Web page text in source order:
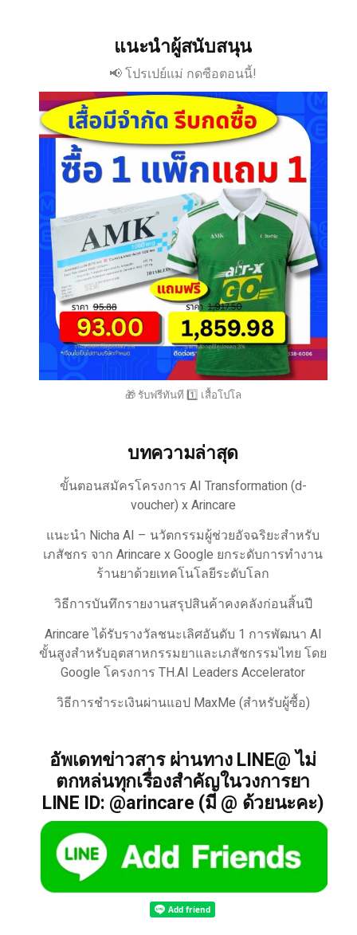
แนะนำผู้สนับสนุน
📢 โปรเปย์แม่ กดซือตอนนี้!
🎁 รับฟรีทันที 1️⃣ เสื้อโปโล
บทความล่าสุด
ขั้นตอนสมัครโครงการ AI Transformation (d-
voucher) x Arincare
แนะนำ Nicha AI – นวัตกรรมผู้ช่วยอัจฉริยะสำหรับ
เภสัชกร จาก Arincare x Google ยกระดับการทำงาน
ร้านยาด้วยเทคโนโลยีระดับโลก
วิธีการบันทึกรายงานสรุปสินค้าคงคลังก่อนสิ้นปี
Arincare ได้รับรางวัลชนะเลิศอันดับ 1 การพัฒนา AI
ขั้นสูงสำหรับอุตสาหกรรมยาและเภสัชกรรมไทย โดย
Google โครงการ TH.AI Leaders Accelerator
วิธีการชำระเงินผ่านแอป MaxMe (สำหรับผู้ซื้อ)
อัพเดทข่าวสาร ผ่านทาง LINE@ ไม่
ตกหล่นทุกเรื่องสำคัญในวงการยา
LINE ID: @arincare (มี @ ด้วยนะคะ)